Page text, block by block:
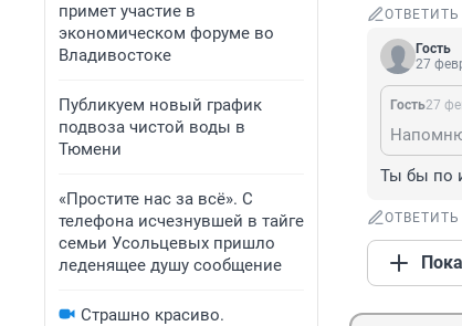
примет участие в
экономическом форуме во
Владивостоке
Публикуем новый график
подвоза чистой воды в
Тюмени
«Простите нас за всё». С
телефона исчезнувшей в тайге
семьи Усольцевых пришло
леденящее душу сообщение
Страшно красиво.
ОТВЕТИТЬ
Гость
27
Гость27
Ты бы по
ОТВЕТИТЬ